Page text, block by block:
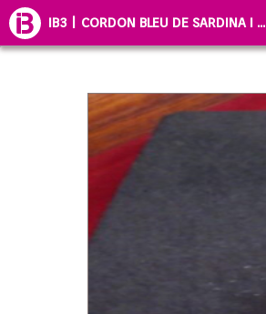
IB3 | CORDON BLEU DE SARDINA I ...